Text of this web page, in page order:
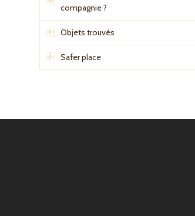
compagnie ?
Objets trouvés
Safer place